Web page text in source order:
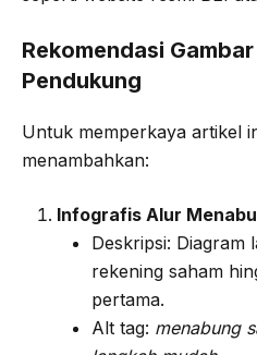
Rekomendasi
Pendukung
Untuk memperkaya artikel
menambahkan:
Infografis Alur
Deskripsi: Diagram
rekening saham
pertama.
Alt tag: menabung